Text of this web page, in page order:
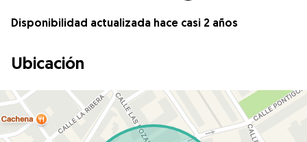
Disponibilidad actualizada hace casi 2 años
Ubicación